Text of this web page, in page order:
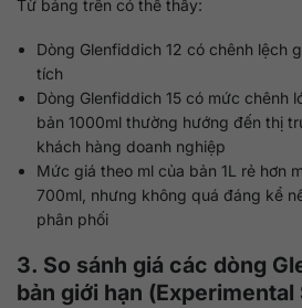
Từ bảng trên có thể thấy:
Dòng Glenfiddich 12 có chênh lệch
tích
Dòng Glenfiddich 15 có mức chênh
bản 1000ml thường hướng đến thị
khách hàng doanh nghiệp
Mức giá theo ml của bản 1L rẻ hơn
700ml, nhưng không quá đáng kể
phân phối
3. So sánh giá các dòng
bản giới hạn (Experimental